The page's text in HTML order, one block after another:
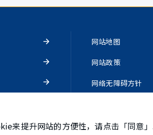
网站地图
网站政策
网络无障碍方针
来提升网站的方便性，请点击「同意」